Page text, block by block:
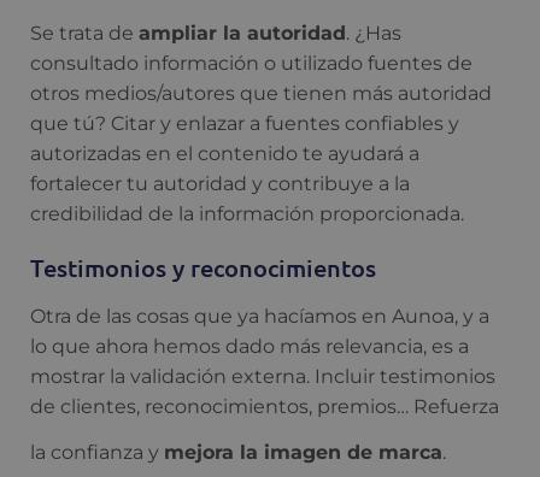
Se trata de ampliar la autoridad. ¿Has
consultado información o utilizado fuentes de
otros medios/autores que tienen más autoridad
que tú? Citar y enlazar a fuentes confiables y
autorizadas en el contenido te ayudará a
fortalecer tu autoridad y contribuye a la
credibilidad de la información proporcionada.
Testimonios y reconocimientos
Otra de las cosas que ya hacíamos en Aunoa, y a
lo que ahora hemos dado más relevancia, es a
mostrar la validación externa. Incluir testimonios
de clientes, reconocimientos, premios… Refuerza
la confianza y mejora la imagen de marca.